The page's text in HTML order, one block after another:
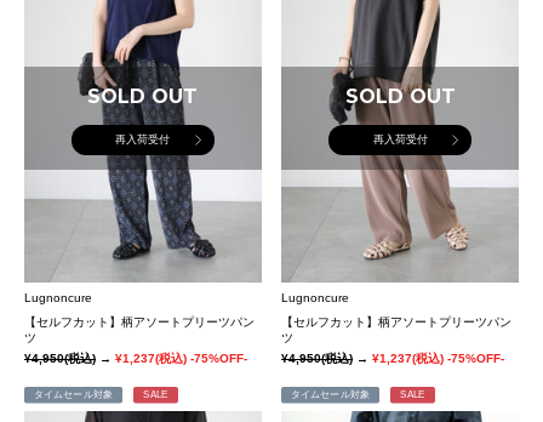
SOLD OUT
再入荷受付
Lugnoncure
【セルフカット】柄アソートプリーツパン
ツ
¥4,950(税込) → ¥1,237(税込) -75%OFF-
SOLD OUT
再入荷受付
Lugnoncure
【セルフカット】柄アソートプリーツパン
ツ
¥4,950(税込)→¥1,237(税込) -75%OFF-
タイムセール対象 SALE タイムセール対象 SALE